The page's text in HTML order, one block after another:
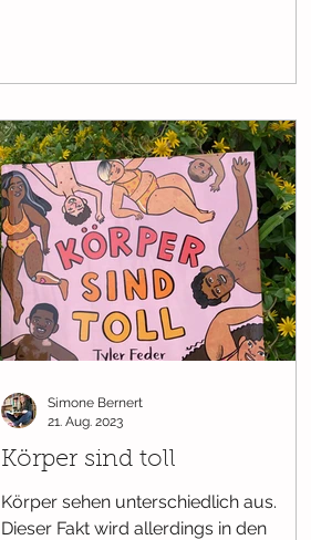
Körper sind toll
Körper sehen unterschiedlich aus.
Dieser Fakt wird allerdings in den
Simone Bernert
21. Aug. 2023